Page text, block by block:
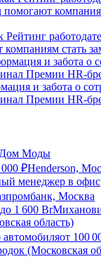
Рейтинг
стать
и забота о
Премии HR-
Дом Моды
₽Henderson,
менеджер в офис
Москва
до 1 600 Br
область)
автомобиляот 100
(Московская